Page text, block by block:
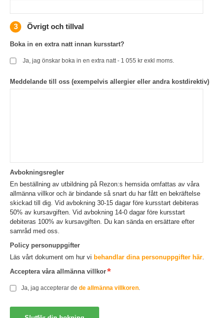
Övrigt och tillval
Boka in en extra natt innan kursstart?
Ja, jag önskar boka in en extra natt - 1 055 kr exkl moms.
Meddelande till oss (exempelvis allergier eller andra kostdirektiv)
Avbokningsregler
En beställning av utbildning på Rezon:s hemsida omfattas av våra
allmänna villkor och är bindande så snart du har fått en bekräftelse
skickad till dig. Vid avbokning 30-15 dagar före kursstart debiteras
50% av kursavgiften. Vid avbokning 14-0 dagar före kursstart
debiteras 100% av kursavgiften. Du kan sända en ersättare efter
samråd med oss.
Policy personuppgifter
Läs vårt dokument om hur vi behandlar dina personuppgifter här.
Acceptera våra allmänna villkor
Ja, jag accepterar de de allmänna villkoren